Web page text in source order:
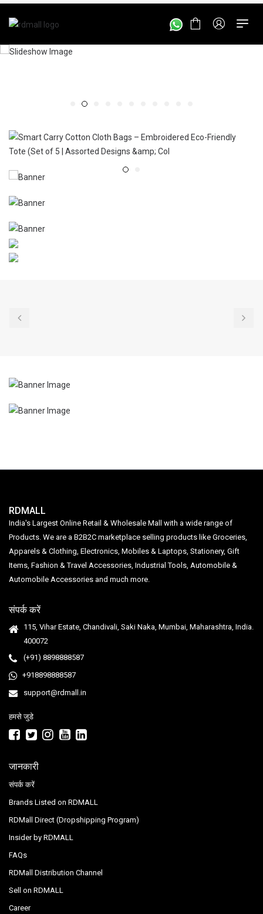
RDMALL
India's Largest Online Retail & Wholesale Mall with a wide range of
Products. We are a B2B2C marketplace selling products like Groceries,
Apparels & Clothing, Electronics, Mobiles & Laptops, Stationery, Gift
Items, Fashion & Travel Accessories, Industrial Tools, Automobile &
Automobile Accessories and much more.
संपर्क करें
115, Vihar Estate, Chandivali, Saki Naka, Mumbai, Maharashtra, India.
400072
(+91) 8898888587
+918898888587
support@rdmall.in
हमसे जुडे
जानकारी
संपर्क करें
Brands Listed on RDMALL
RDMall Direct (Dropshipping Program)
Insider by RDMALL
FAQs
RDMall Distribution Channel
Sell on RDMALL
Career